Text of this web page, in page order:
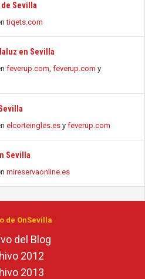
Sevilla
tiqets.com
en Sevilla
feverup.com, feverup.com y
elcorteingles.es y feverup.com
Sevilla
mireservaonline.es
de OnSevilla
del Blog
2012
2013